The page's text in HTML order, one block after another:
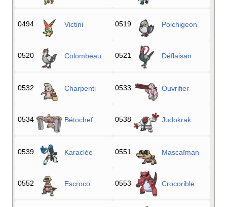
0494 Victini 0519 Poichigeon
0520 Colombeau 0521 Déflaisan
0532 Charpenti 0533 Ouvrifier
0534 Bétochef 0538 Judokrak
0539 Karaclée 0551 Mascaïman
0552 Escroco 0553 Crocorible